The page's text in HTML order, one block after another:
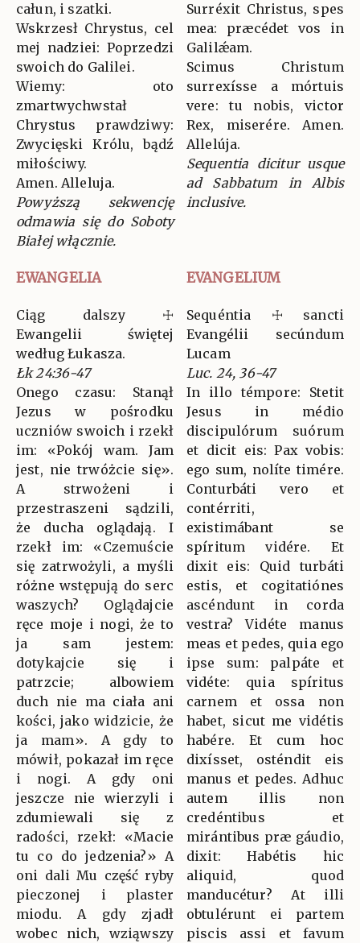
całun, i szatki.
Wskrzesł Chrystus, cel
mej nadziei: Poprzedzi
swoich do Galilei.
Wiemy: oto
zmartwychwstał
Chrystus prawdziwy:
Zwycięski Królu, bądź
miłościwy.
Amen. Alleluja.
Powyższą sekwencję
odmawia się do Soboty
Białej włącznie.
Surréxit Christus, spes
mea: præcédet vos in
Galilǽam.
Scimus Christum
surrexísse a mórtuis
vere: tu nobis, victor
Rex, miserére. Amen.
Allelúja.
Sequentia dicitur usque
ad Sabbatum in Albis
inclusive.
EWANGELIA EVANGELIUM
Ciąg dalszy ☩
Ewangelii świętej
według Łukasza.
Łk 24:36-47
Onego czasu: Stanął
Jezus w pośrodku
uczniów swoich i rzekł
im: «Pokój wam. Jam
jest, nie trwóżcie się».
A strwożeni i
przestraszeni sądzili,
że ducha oglądają. I
rzekł im: «Czemuście
się zatrwożyli, a myśli
różne wstępują do serc
waszych? Oglądajcie
ręce moje i nogi, że to
ja sam jestem:
dotykajcie się i
patrzcie; albowiem
duch nie ma ciała ani
kości, jako widzicie, że
ja mam». A gdy to
mówił, pokazał im ręce
i nogi. A gdy oni
jeszcze nie wierzyli i
zdumiewali się z
radości, rzekł: «Macie
tu co do jedzenia?» A
oni dali Mu część ryby
pieczonej i plaster
miodu. A gdy zjadł
wobec nich, wziąwszy
Sequéntia ☩ sancti
Evangélii secúndum
Lucam
Luc. 24, 36-47
In illo témpore: Stetit
Jesus in médio
discipulórum suórum
et dicit eis: Pax vobis:
ego sum, nolíte timére.
Conturbáti vero et
contérriti,
existimábant se
spíritum vidére. Et
dixit eis: Quid turbáti
estis, et cogitatiónes
ascéndunt in corda
vestra? Vidéte manus
meas et pedes, quia ego
ipse sum: palpáte et
vidéte: quia spíritus
carnem et ossa non
habet, sicut me vidétis
habére. Et cum hoc
dixísset, osténdit eis
manus et pedes. Adhuc
autem illis non
credéntibus et
mirántibus præ gáudio,
dixit: Habétis hic
aliquid, quod
manducétur? At illi
obtulérunt ei partem
piscis assi et favum